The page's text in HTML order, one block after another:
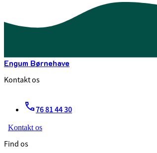
Engum Børnehave
Kontakt os
76 81 44 30
Kontakt os
Find os